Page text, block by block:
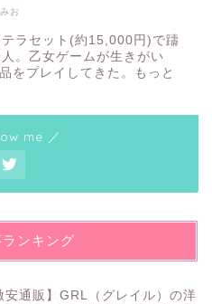
みお
ラセット(約15,000円)で躊
。乙女ゲームが生きがい
をプレイしてきた。もっと
me ／
ンキング
安通販】GRL（グレイル）の洋